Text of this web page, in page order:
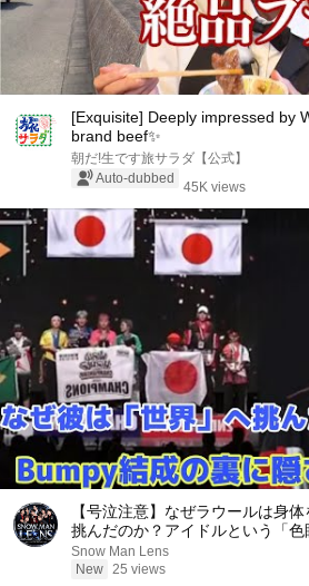
[Exquisite] Deeply impressed by
brand beef✨
朝だ!生です旅サラダ【公式】
Auto-dubbed
45K views
【号泣注意】なぜラウールは身
挑んだのか？アイドルという「色
折の裏に隠された本当の涙【
Snow Man Lens
New 25 views